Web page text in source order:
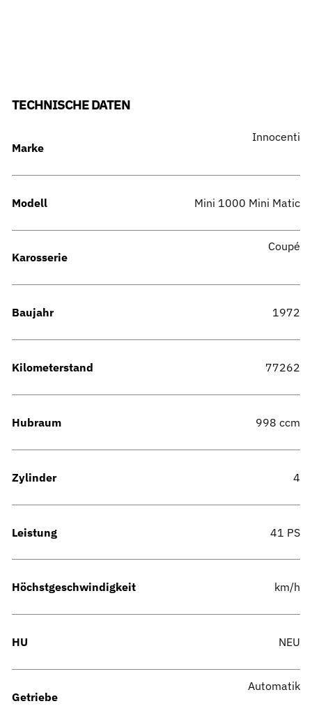
TECHNISCHE DATEN
Marke
Innocenti
Modell Mini 1000 Mini Matic
Karosserie
Coupé
Baujahr 1972
Kilometerstand 77262
Hubraum 998 ccm
Zylinder 4
Leistung 41 PS
Höchstgeschwindigkeit km/h
HU NEU
Getriebe
Automatik